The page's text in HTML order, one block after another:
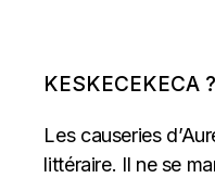
KESKECEKECA ?
Les causeries
littéraire. Il ne se